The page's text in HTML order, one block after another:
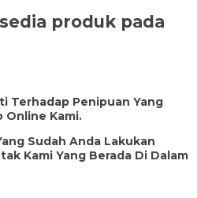
produk pada
Terhadap Penipuan Yang
Online Kami.
Sudah Anda Lakukan
Kami Yang Berada Di Dalam